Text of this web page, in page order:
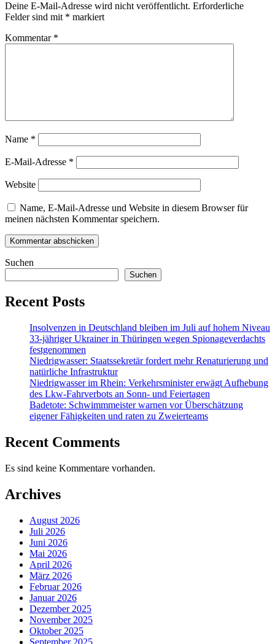
Deine E-Mail-Adresse wird nicht veröffentlicht. Erforderliche
Felder sind mit * markiert
Kommentar *
Name *
E-Mail-Adresse *
Website
Name, E-Mail-Adresse und Website in diesem Browser für
meinen nächsten Kommentar speichern.
Suchen
Suchen
Recent Posts
Insolvenzen in Deutschland bleiben im Juli auf hohem Niveau
33-jähriger Ukrainer in Thüringen wegen Spionageverdachts
festgenommen
Niedrigwasser: Staatssekretär fordert mehr Renaturierung und
natürliche Infrastruktur
Niedrigwasser im Rhein: Verkehrsminister erwägt Aufhebung
des Lkw-Fahrverbots an Sonn- und Feiertagen
Badetote: Schwimmmeister warnen vor Überschätzung
eigener Fähigkeiten und raten zu Zweierteams
Recent Comments
Es sind keine Kommentare vorhanden.
Archives
August 2026
Juli 2026
Juni 2026
Mai 2026
April 2026
März 2026
Februar 2026
Januar 2026
Dezember 2025
November 2025
Oktober 2025
September 2025